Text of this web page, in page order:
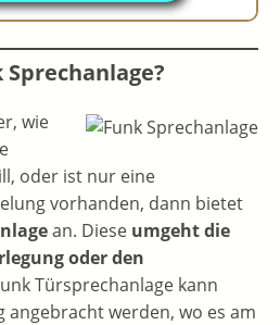
wie
oder ist nur eine
vorhanden, dann bietet
an. Diese umgeht die
oder den
Türsprechanlage kann
angebracht werden, wo es am